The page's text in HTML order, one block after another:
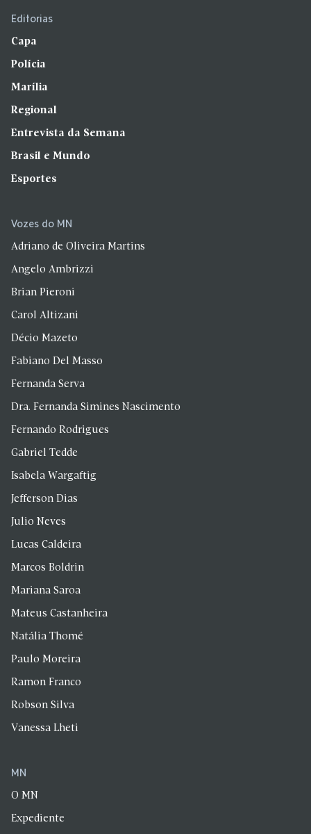
Editorias
Capa
Polícia
Marília
Regional
Entrevista da Semana
Brasil e Mundo
Esportes
Vozes do MN
Adriano de Oliveira Martins
Angelo Ambrizzi
Brian Pieroni
Carol Altizani
Décio Mazeto
Fabiano Del Masso
Fernanda Serva
Dra. Fernanda Simines Nascimento
Fernando Rodrigues
Gabriel Tedde
Isabela Wargaftig
Jefferson Dias
Julio Neves
Lucas Caldeira
Marcos Boldrin
Mariana Saroa
Mateus Castanheira
Natália Thomé
Paulo Moreira
Ramon Franco
Robson Silva
Vanessa Lheti
MN
O MN
Expediente